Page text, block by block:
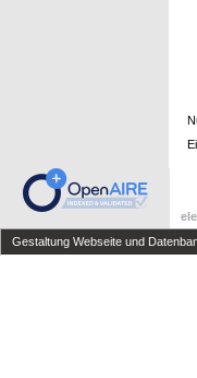
Gestaltung Webseite und